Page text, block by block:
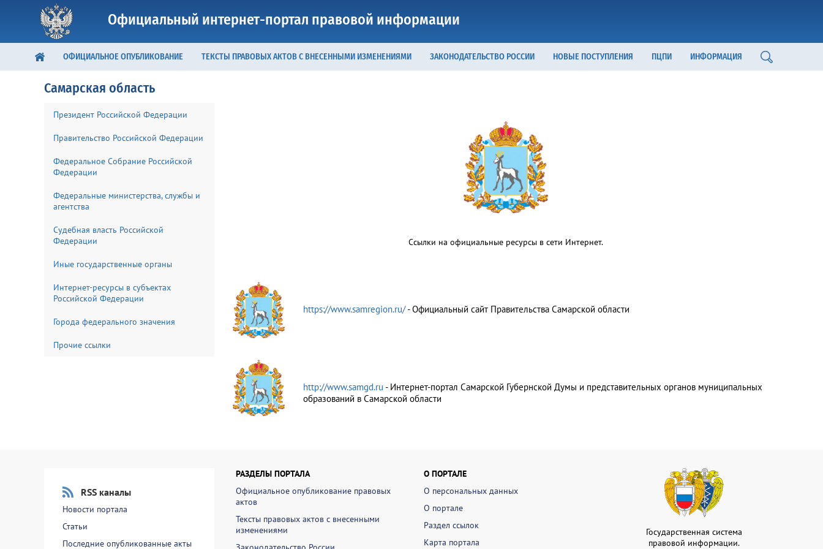
Официальный интернет-портал правовой информации
ОФИЦИАЛЬНОЕ ОПУБЛИКОВАНИЕ ТЕКСТЫ ПРАВОВЫХ АКТОВ С ВНЕСЕННЫМИ ИЗМЕНЕНИЯМИ ЗАКОНОДАТЕЛЬСТВО РОССИИ НОВЫЕ ПОСТУПЛЕНИЯ ПЦПИ ИНФОРМАЦИЯ
Самарская область
Президент Российской Федерации
Правительство Российской Федерации
Федеральное Собрание Российской
Федерации
Федеральные министерства, службы и
агентства
Судебная власть Российской
Федерации
Иные государственные органы
Интернет-ресурсы в субъектах
Российской Федерации
Города федерального значения
Прочие ссылки
Ссылки на официальные ресурсы в сети Интернет.
https://www.samregion.ru/- Официальный сайт Правительства Самарской области
http://www.samgd.ru - Интернет-портал Самарской Губернской Думы и представительных органов муниципальных
образований в Самарской области
RSS каналы
Новости портала
Статьи
Последние опубликованные акты
РАЗДЕЛЫ ПОРТАЛА
Официальное опубликование правовых
актов
Тексты правовых актов с внесенными
изменениями
О ПОРТАЛЕ
О персональных данных
О портале
Раздел ссылок
Карта портала
Государственная система
правовой информации.